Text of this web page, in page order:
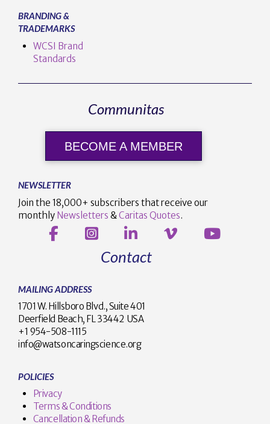
BRANDING &
TRADEMARKS
WCSI Brand
Standards
Communitas
BECOME A MEMBER
NEWSLETTER
Join the 18,000+ subscribers that receive our
monthly Newsletters & Caritas Quotes.
Contact
MAILING ADDRESS
1701 W. Hillsboro Blvd., Suite 401
Deerfield Beach, FL 33442 USA
+1 954-508-1115
info@watsoncaringscience.org
POLICIES
Privacy
Terms & Conditions
Cancellation & Refunds